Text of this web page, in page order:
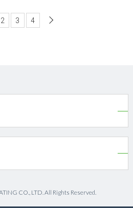
2 3 4
CO., LTD. All Rights Reserved.